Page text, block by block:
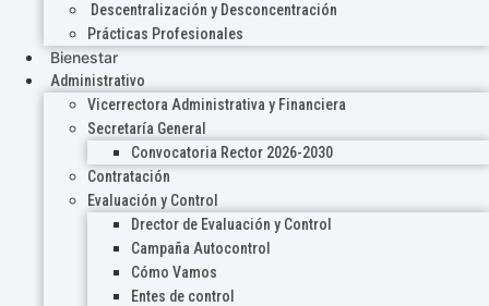
Descentralización y Desconcentración
Prácticas Profesionales
Bienestar
Administrativo
Vicerrectora Administrativa y Financiera
Secretaría General
Convocatoria Rector 2026-2030
Contratación
Evaluación y Control
Drector de Evaluación y Control
Campaña Autocontrol
Cómo Vamos
Entes de control